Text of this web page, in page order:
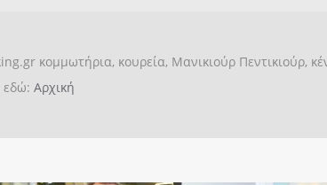
κομμωτήρια, κουρεία, Μανικιούρ Πεντικιούρ,
εδώ: Αρχική